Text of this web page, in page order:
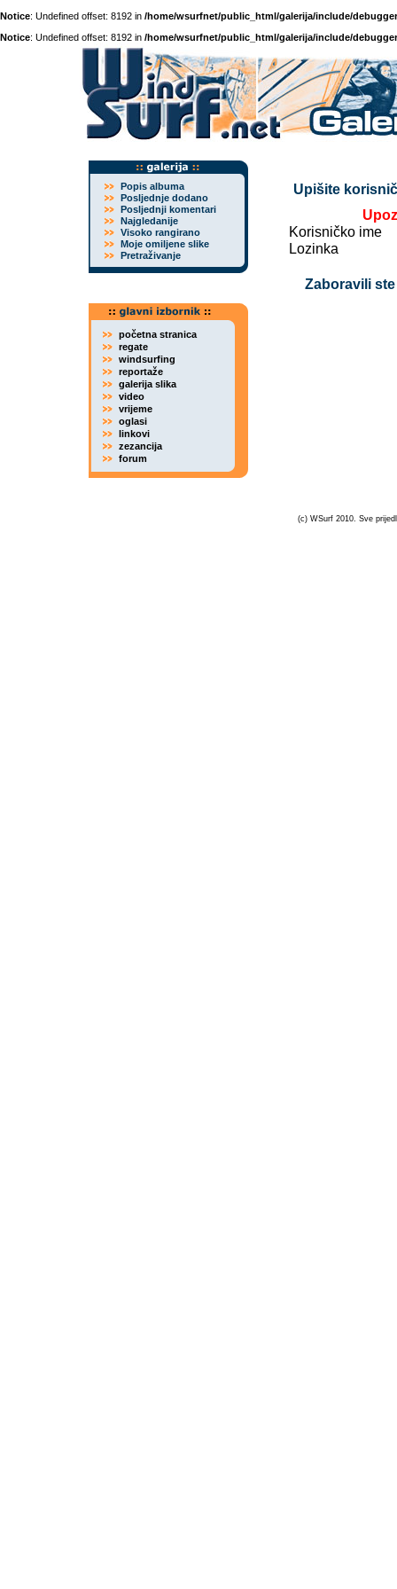
Notice: Undefined offset: 8192 in /home/wsurfnet/public_html/galerija/include/
Notice: Undefined offset: 8192 in /home/wsurfnet/public_html/galerija/include/
Popis albuma
Posljednje dodano
Posljednji komentari
Najgledanije
Visoko rangirano
Moje omiljene slike
Pretraživanje
početna stranica
regate
windsurfing
reportaže
galerija slika
video
vrijeme
oglasi
linkovi
zezancija
forum
Upišite
Korisničko ime
Lozinka
Zaboravili
(c) WSurf 2010. Sve